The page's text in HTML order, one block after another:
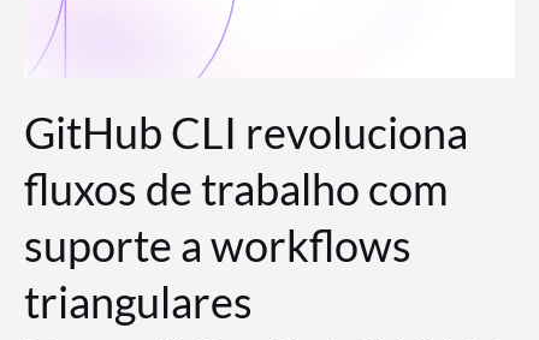
GitHub CLI revoluciona
fluxos de trabalho com
suporte a workflows
triangulares